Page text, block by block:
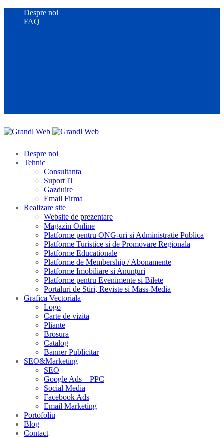
Despre noi
FAQ
Despre noi
Tehnic
Consultanta
Suport IT
Gazduire
Email Firma
Realizare site
Website de prezentare
Magazin Online
Platforme pentru ONG-uri si Administratie Publica
Platforme Turistice si de Promovare Regionala
Platforme Educationale
Platforme de Membership / Abonamente
Platforme Imobiliare si Anunțuri
Platforme pentru Evenimente si Bilete
Portaluri de Stiri, Reviste si Mass-Media
Grafica Vectoriala
Logo
Carte de vizita
Pliante
Brosura
Catalog
Banner Publicitar
SEO&Marketing
SEO
Google Ads – PPC
Social Media
Facebook Ads
Email Marketing
Portofoliu
Blog
Contact